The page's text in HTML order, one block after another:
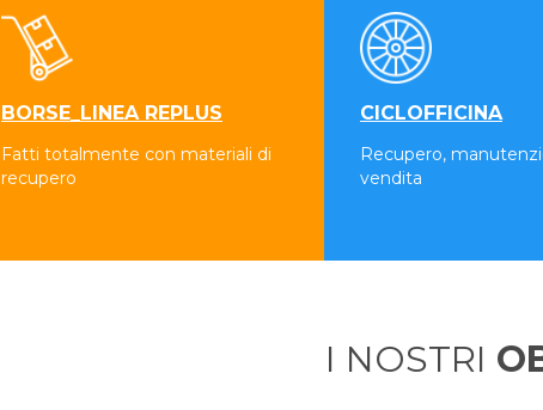
BORSE_LINEA REPLUS
Fatti totalmente con materiali di
recupero
CICLOFFICINA
Recupero,
vendita
I NOSTRI